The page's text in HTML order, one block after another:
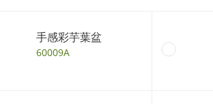
手感彩芋葉盆
60009A